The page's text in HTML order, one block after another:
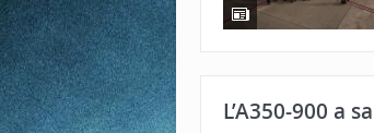
L’A350-900 a